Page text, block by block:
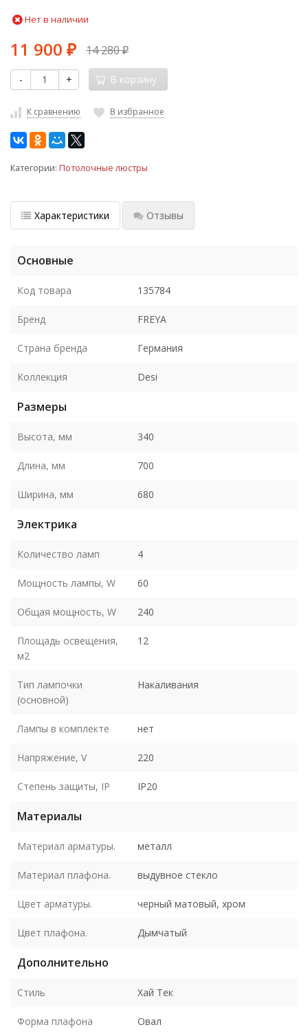
Нет в наличии
11 900 ₽ 14 280₽
- + В корзину
К сравнению В избранное
Категории: Потолочные люстры
Характеристики Отзывы
Основные
Код товара 135784
Бренд FREYA
Страна бренда Германия
Коллекция Desi
Размеры
Высота, мм 340
Длина, мм 700
Ширина, мм 680
Электрика
Количество ламп 4
Мощность лампы, W 60
Общая мощность, W 240
Площадь освещения,
м2
12
Тип лампочки
(основной)
Накаливания
Лампы в комплекте нет
Напряжение, V 220
Степень защиты, IP IP20
Материалы
Материал арматуры. металл
Материал плафона. выдувное стекло
Цвет арматуры. черный матовый, хром
Цвет плафона. Дымчатый
Дополнительно
Стиль Хай Тек
Форма плафона Овал